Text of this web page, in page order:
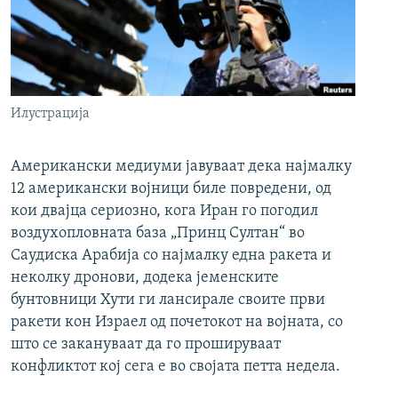
Илустрација
Американски медиуми јавуваат дека најмалку
12 американски војници биле повредени, од
кои двајца сериозно, кога Иран го погодил
воздухопловната база „Принц Султан“ во
Саудиска Арабија со најмалку една ракета и
неколку дронови, додека јеменските
бунтовници Хути ги лансирале своите први
ракети кон Израел од почетокот на војната, со
што се закануваат да го прошируваат
конфликтот кој сега е во својата петта недела.